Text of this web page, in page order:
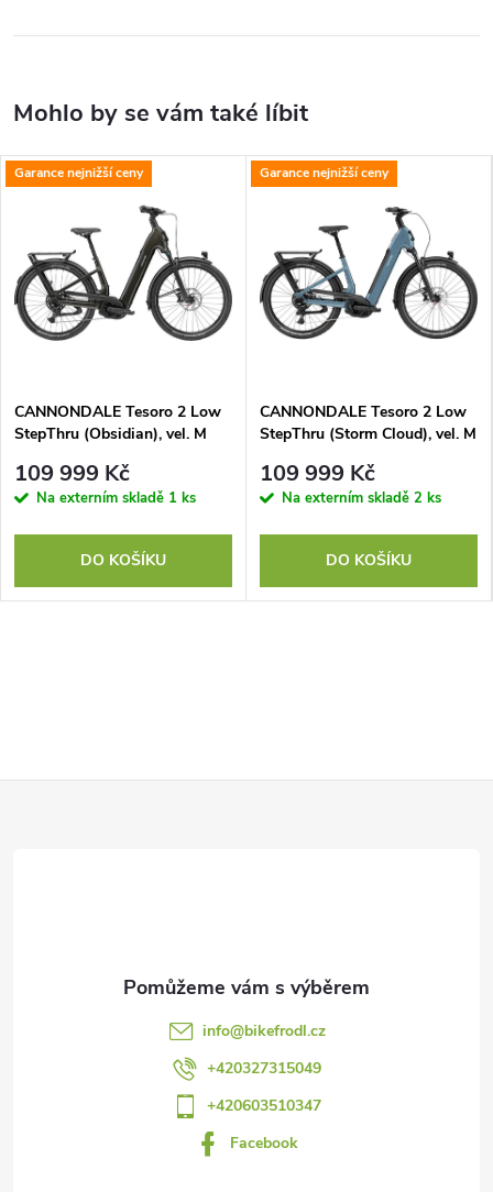
Garance nejnižší ceny
CANNONDALE Tesoro 2 Low
StepThru (Obsidian), vel. M
109 999 Kč
Na externím skladě 1 ks
DO KOŠÍKU
Garance nejnižší ceny
CANNONDALE Tesoro 2 Low
StepThru (Storm Cloud), vel. M
109 999 Kč
Na externím skladě 2 ks
DO KOŠÍKU
info@bikefrodl.cz
+420327315049
+420603510347
Facebook